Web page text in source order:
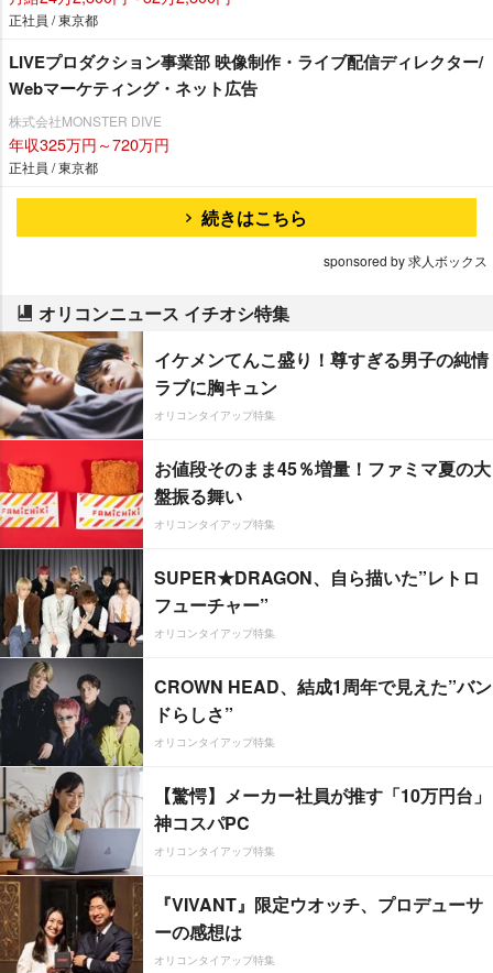
正社員 / 東京都
LIVEプロダクション事業部 映像制作・ライブ配信ディレクター/
Webマーケティング・ネット広告
株式会社MONSTER DIVE
年収325万円～720万円
正社員 / 東京都
続きはこちら
sponsored by 求人ボックス
オリコンニュース イチオシ特集
イケメンてんこ盛り！尊すぎる男子の純情
ラブに胸キュン
オリコンタイアップ特集
お値段そのまま45％増量！ファミマ夏の大
盤振る舞い
オリコンタイアップ特集
SUPER★DRAGON、自ら描いた”レトロ
フューチャー”
オリコンタイアップ特集
CROWN HEAD、結成1周年で見えた”バン
ドらしさ”
オリコンタイアップ特集
【驚愕】メーカー社員が推す「10万円台」
神コスパPC
オリコンタイアップ特集
『VIVANT』限定ウオッチ、プロデューサ
ーの感想は
オリコンタイアップ特集